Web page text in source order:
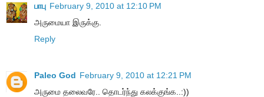
பாபு February 9, 2010 at 12:10 PM
அருமையா இருக்கு.
Reply
Paleo God February 9, 2010 at 12:21 PM
அருமை தலைவரே.. தொடர்ந்து கலக்குங்க..:))